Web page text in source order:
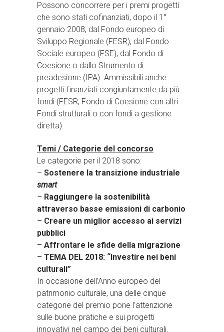
Possono concorrere per i premi progetti
che sono stati cofinanziati, dopo il 1°
gennaio 2008, dal Fondo europeo di
Sviluppo Regionale (FESR), dal Fondo
Sociale europeo (FSE), dal Fondo di
Coesione o dallo Strumento di
preadesione (IPA). Ammissibili anche
progetti finanziati congiuntamente da più
fondi (FESR, Fondo di Coesione con altri
Fondi strutturali o con fondi a gestione
diretta).
Temi / Categorie del concorso
Le categorie per il 2018 sono:
– Sostenere la transizione industriale
smart
– Raggiungere la sostenibilità
attraverso basse emissioni di carbonio
– Creare un miglior accesso ai servizi
pubblici
– Affrontare le sfide della migrazione
– TEMA DEL 2018: “Investire nei beni
culturali”
In occasione dell’Anno europeo del
patrimonio culturale, una delle cinque
categorie del premio pone l’attenzione
sulle buone pratiche e sui progetti
innovativi nel campo dei beni culturali.